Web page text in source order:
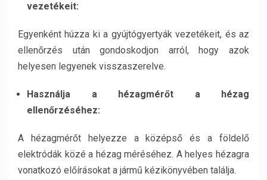
vezetékeit:
Egyenként húzza ki a gyújtógyertyák vezetékeit, és az
ellenőrzés után gondoskodjon arról, hogy azok
helyesen legyenek visszaszerelve.
Használja a hézagmérőt a hézag
ellenőrzéséhez:
A hézagmérőt helyezze a középső és a földelő
elektródák közé a hézag méréséhez. A helyes hézagra
vonatkozó előírásokat a jármű kézikönyvében találja.